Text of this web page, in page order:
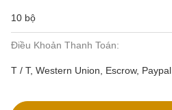
10 bộ
Điều Khoản Thanh Toán:
T / T, Western Union, Escrow, Paypal